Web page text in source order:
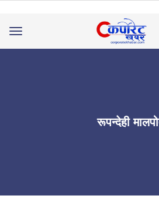
Toggle
navigation
रूपन्देही